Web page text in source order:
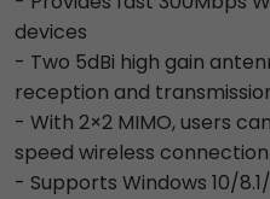
devices
- Two 5dBi high gain
reception and
- With 2×2 MIMO, users
speed wireless connection
- Supports Windows 10/